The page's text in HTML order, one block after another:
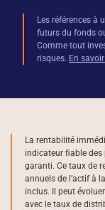
Les références à
futurs du fonds
Comme tout
risques. En
La rentabilité
indicateur fiable des
garanti. Ce taux de
annuels de l’actif à
inclus. Il peut
avec le taux de